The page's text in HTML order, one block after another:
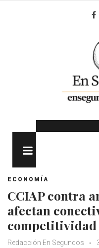
ECONOMÍA
CCIAP contra
afectan
Redacción En Segundos